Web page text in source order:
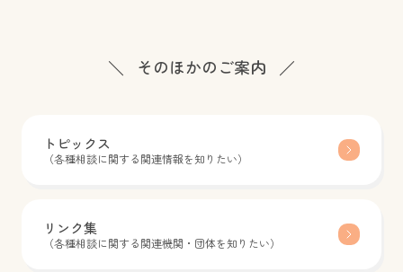
そのほかのご案内
トピックス
（各種相談に関する関連情報を知りたい）
リンク集
（各種相談に関する関連機関・団体を知りたい）